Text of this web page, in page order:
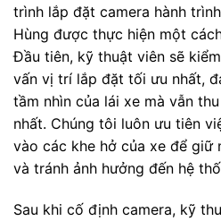
trình lắp đặt camera hành
Hùng được thực hiện một
Đầu tiên, kỹ thuật viên sẽ
vấn vị trí lắp đặt tối ưu nhất,
tầm nhìn của lái xe mà vẫn
nhất. Chúng tôi luôn ưu tiên
vào các khe hở của xe để giữ
và tránh ảnh hưởng đến hệ
Sau khi cố định camera, kỹ